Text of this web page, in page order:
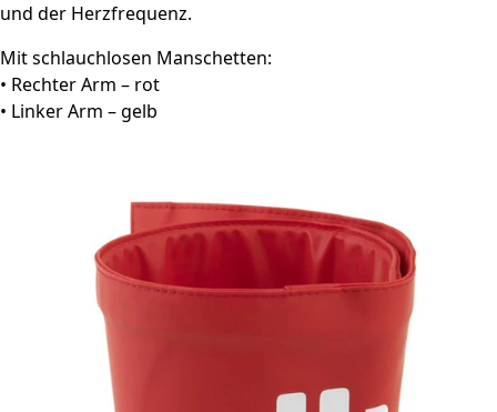
und der Herzfrequenz.
Mit schlauchlosen Manschetten:
• Rechter Arm – rot
• Linker Arm – gelb